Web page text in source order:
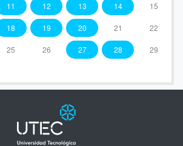
11 12 13 14 15
18 19 20 21 22
25 26 27 28 29